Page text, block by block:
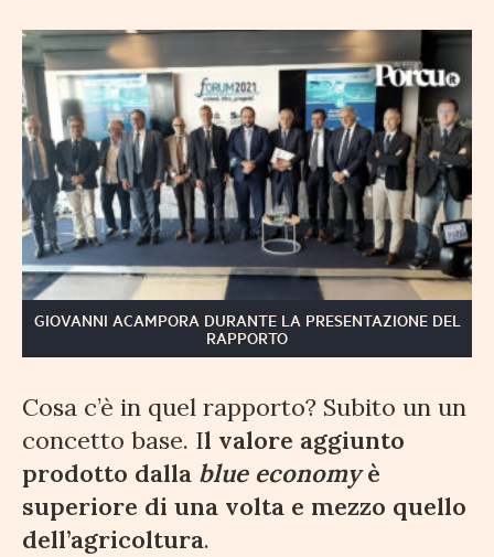
GIOVANNI ACAMPORA DURANTE LA PRESENTAZIONE DEL
RAPPORTO
Cosa c’è in quel rapporto? Subito un un
concetto base. Il valore aggiunto
prodotto dalla blue economyè
superiore di una volta e mezzo quello
dell’agricoltura.